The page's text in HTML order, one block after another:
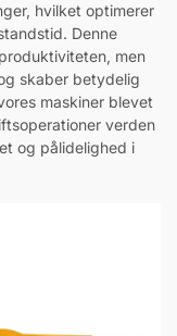
hvilket optimerer
Denne
men
skaber betydelig
maskiner blevet
verden
og pålidelighed i